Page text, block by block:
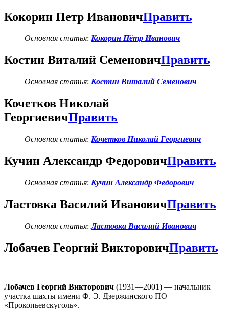
Кокорин Петр ИвановичПравить
Основная статья: Кокорин Пётр Иванович
Костин Виталий СеменовичПравить
Основная статья: Костин Виталий Семенович
Кочетков Николай
ГеоргиевичПравить
Основная статья: Кочетков Николай Георгиевич
Кучин Александр ФедоровичПравить
Основная статья: Кучин Александр Федорович
Ластовка Василий ИвановичПравить
Основная статья:Ластовка Василий Иванович
Лобачев Георгий ВикторовичПравить
Лобачев Георгий Викторович (1931—2001) — начальник
участка шахты имени Ф. Э. Дзержинского ПО
«Прокопьевскуголь».